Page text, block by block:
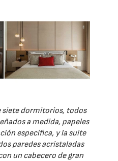
siete dormitorios, todos
a medida, papeles
específica, y la suite
paredes acristaladas
un cabecero de gran